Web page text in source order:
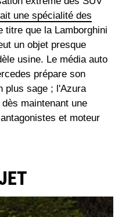
une spécialité des
titre que la Lamborghini
un objet presque
usine. Le média auto
prépare son
plus sage ; l'Azura
maintenant une
et moteur